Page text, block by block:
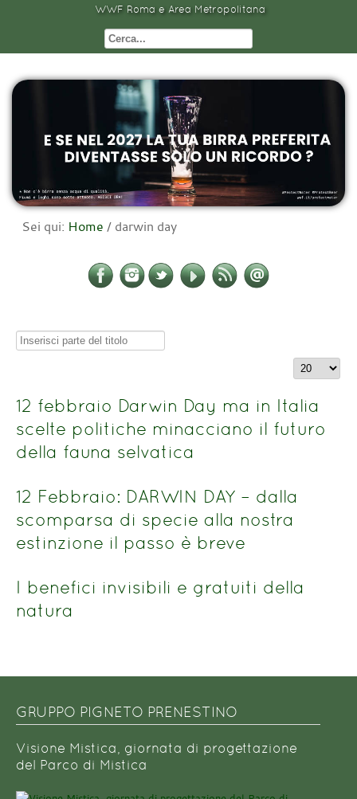
WWF Roma e Area Metropolitana
Sei qui: Home / darwin day
Inserisci
titolo
Visualizza
12 febbraio Darwin Day ma in Italia
scelte politiche minacciano il futuro
della fauna selvatica
12 Febbraio: DARWIN DAY – dalla
scomparsa di specie alla nostra
estinzione il passo è breve
I benefici invisibili e gratuiti della
natura
GRUPPO PIGNETO PRENESTINO
Visione Mistica, giornata di progettazione
del Parco di Mistica